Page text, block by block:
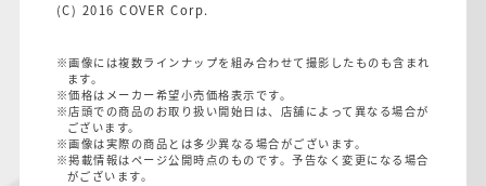
(C) 2016 COVER Corp.
※画像には複数ラインナップを組み合わせて撮影したものも含まれ
ます。
※価格はメーカー希望小売価格表示です。
※店頭での商品のお取り扱い開始日は、店舗によって異なる場合が
ございます。
※画像は実際の商品とは多少異なる場合がございます。
※掲載情報はページ公開時点のものです。予告なく変更になる場合
がございます。